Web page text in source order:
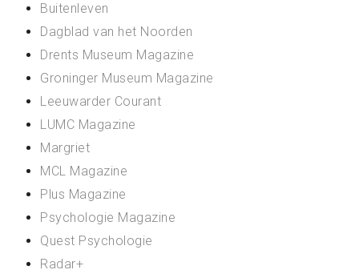
Buitenleven
Dagblad van het Noorden
Drents Museum Magazine
Groninger Museum Magazine
Leeuwarder Courant
LUMC Magazine
Margriet
MCL Magazine
Plus Magazine
Psychologie Magazine
Quest Psychologie
Radar+